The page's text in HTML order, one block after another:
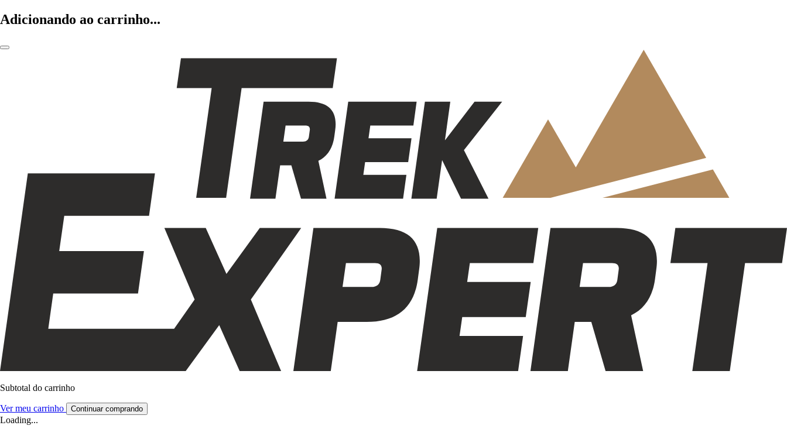
Adicionando ao carrinho...
Subtotal do carrinho
Ver meu carrinho Continuar comprando
Loading...